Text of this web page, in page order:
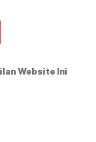
Website Ini